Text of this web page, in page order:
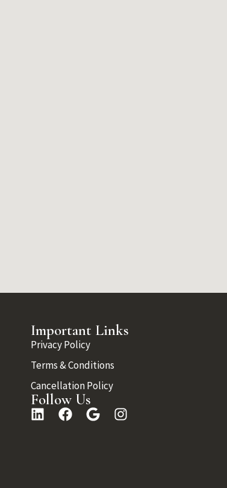
Important Links
Privacy Policy
Terms & Conditions
Cancellation Policy
Follow Us